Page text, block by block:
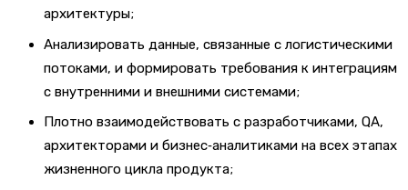
архитектуры;
Анализировать данные, связанные с логистическими
потоками, и формировать требования к интеграциям
с внутренними и внешними системами;
Плотно взаимодействовать с разработчиками, QA,
архитекторами и бизнес‑аналитиками на всех этапах
жизненного цикла продукта;